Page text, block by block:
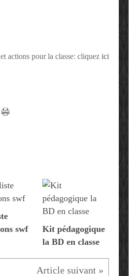
actions pour la classe: cliquez ici
swf
Kit pédagogique
la BD en classe